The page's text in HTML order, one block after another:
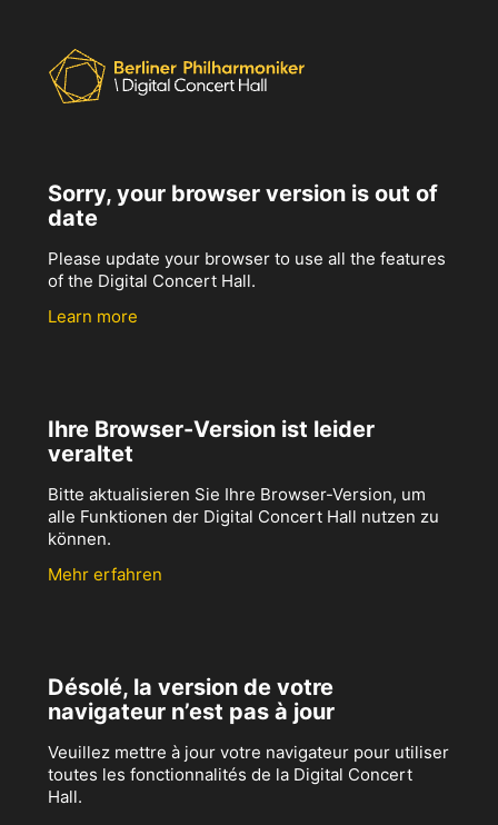
Sorry, your browser version is out of
date
Please update your browser to use all the features
of the Digital Concert Hall.
Learn more
Ihre Browser-Version ist leider
veraltet
Bitte aktualisieren Sie Ihre Browser-Version, um
alle Funktionen der Digital Concert Hall nutzen zu
können.
Mehr erfahren
Désolé, la version de votre
navigateur n’est pas à jour
Veuillez mettre à jour votre navigateur pour utiliser
toutes les fonctionnalités de la Digital Concert
Hall.